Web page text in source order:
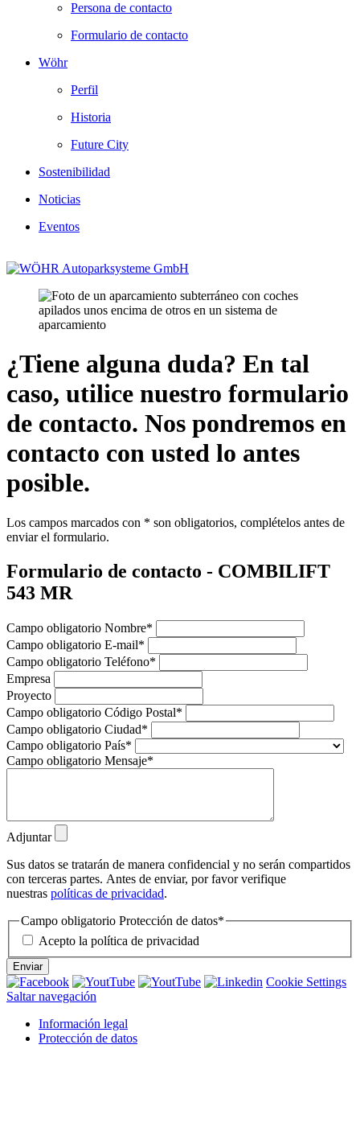
Persona de contacto
Formulario de contacto
Wöhr
Perfil
Historia
Future City
Sostenibilidad
Noticias
Eventos
¿Tiene alguna duda? En tal
caso, utilice nuestro formulario
de contacto. Nos pondremos en
contacto con usted lo antes
posible.
Los campos marcados con * son obligatorios, complételos antes de
enviar el formulario.
Formulario de contacto - COMBILIFT
543 MR
Campo obligatorio Nombre*
Campo obligatorio E-mail*
Campo obligatorio Teléfono*
Empresa
Proyecto
Campo obligatorio Código Postal*
Campo obligatorio Ciudad*
Campo obligatorio País*
Campo obligatorio Mensaje*
Adjuntar
Sus datos se tratarán de manera confidencial y no serán compartidos
con terceras partes. Antes de enviar, por favor verifique
nuestras políticas de privacidad.
Campo obligatorio Protección de datos*
Acepto la política de privacidad
Enviar
Cookie Settings
Saltar navegación
Información legal
Protección de datos